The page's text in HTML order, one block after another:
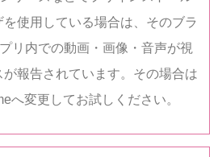
を使用している場合は、そのブラ
リ内での動画・画像・音声が視
報告されています。その場合は
へ変更してお試しください。